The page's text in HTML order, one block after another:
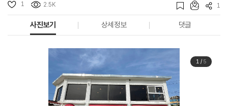
1 2.5K 1
사진보기 상세정보 댓글
1/ 5